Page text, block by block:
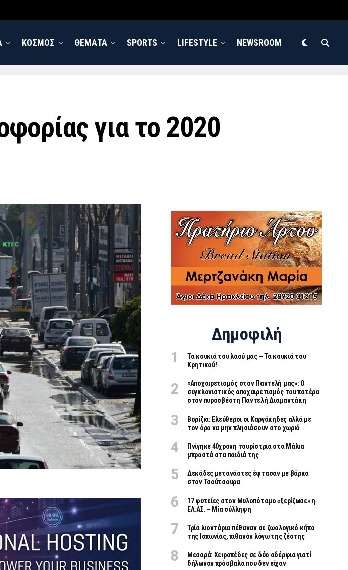
ΚΟΣΜΟΣ ΘΕΜΑΤΑ SPORTS LIFESTYLE NEWSROOM
για το 2020
Δημοφιλή
Τα κουκιά του λαού μας – Τα κουκιά του
Κρητικού!
«Aποχαιρετισμός στον Παντελή μας»: Ο
συγκλονιστικός αποχαιρετισμός του πατέρα
στον πυροσβέστη Παντελή Διαμαντάκη
Βορίζια: Ελεύθεροι οι Καργάκηδες αλλά με
τον όρο να μην πλησιάσουν στο χωριό
Πνίγηκε 40χρονη τουρίστρια στα Μάλια
μπροστά στα παιδιά της
Δεκάδες μετανάστες έφτασαν με βάρκα
στον Τσούτσουρα
17 φυτείες στον Μυλοπόταμο «ξερίζωσε» η
ΕΛ.ΑΣ. – Μία σύλληψη
Τρία λιοντάρια πέθαναν σε ζωολογικό κήπο
της Ιαπωνίας, πιθανόν λόγω της ζέστης
Μεσαρά: Χειροπέδες σε δύο αδέρφια γιατί
δήλωναν πρόσβαλα που δεν είχαν